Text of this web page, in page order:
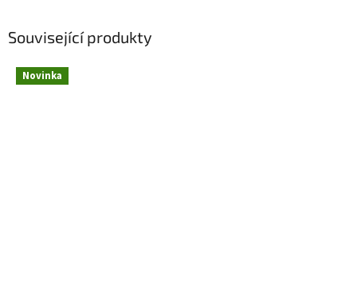
Související produkty
Novinka